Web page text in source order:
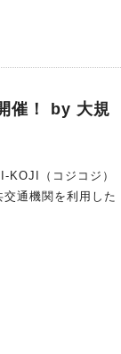
催！ by 大規
KOJI（コジコジ）